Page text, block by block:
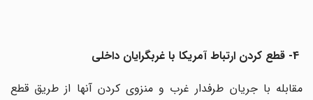
مقابله با جریان طرفدار غرب و منزوی کردن آنها از طریق قطع